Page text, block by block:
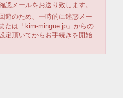
認メールをお送り致します。
避のため、一時的に迷惑メー
たは「kim-mingue.jp」からの
定頂いてからお手続きを開始